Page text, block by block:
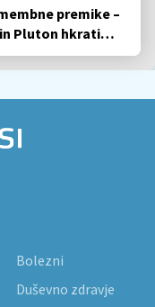
premike –
Pluton hkrati
Bolezni
Duševno zdravje